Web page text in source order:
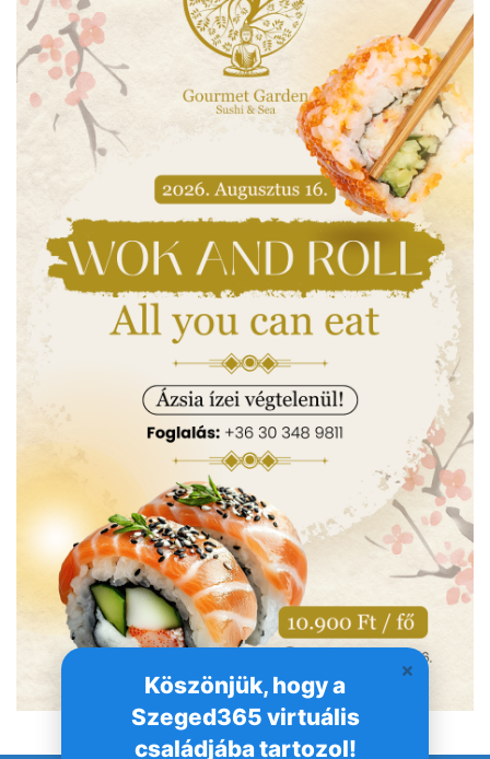
Köszönjük, hogy a
Szeged365 virtuális
családjába tartozol!